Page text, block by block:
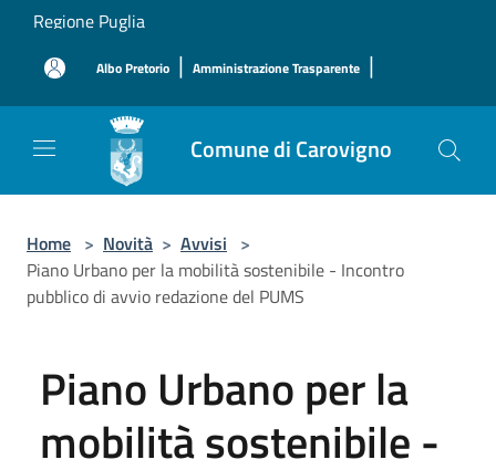
Salta al contenuto principale
Regione Puglia
Albo Pretorio | Amministrazione Trasparente |
Comune di Carovigno
Home > Novità > Avvisi >
Piano Urbano per la mobilità sostenibile - Incontro
pubblico di avvio redazione del PUMS
Piano Urbano per la
mobilità sostenibile -